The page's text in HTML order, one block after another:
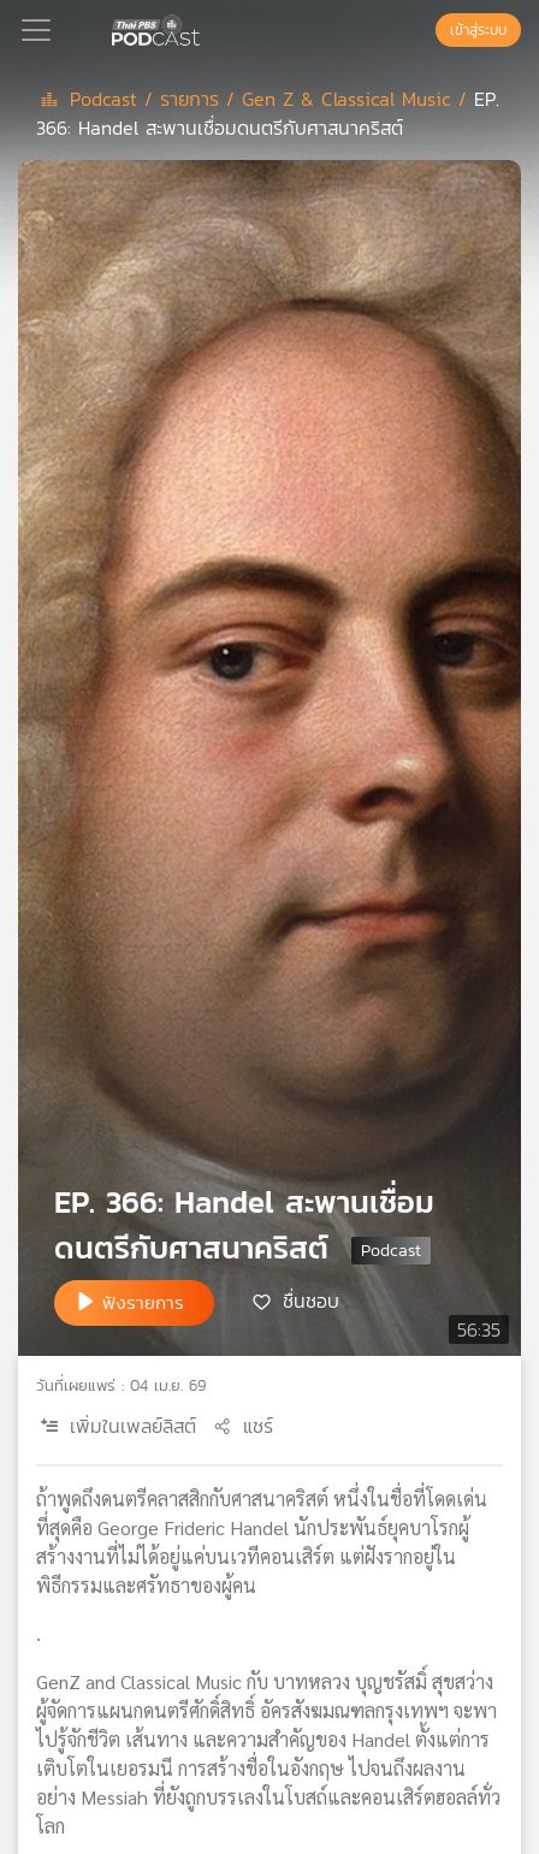
Podcast
เพล
ย์
ลิ
สต์
แนะนำ
เพล
ย์
ลิ
สต์
ของ
คุณ
เพลง
บทความ
ข่าว
และ
กิจกรรม
แผนที่
วิทยุ
ข่าย
เข้าสู่ระบบ
Podcast / รายการ /Gen Z & Classical Music / EP.
366: Handel สะพานเชื่อมดนตรีกับศาสนาคริสต์
56:35
EP. 366: Handel สะพานเชื่อม
ดนตรีกับศาสนาคริสต์
ฟังรายการ ชื่นชอบ
วันที่เผยแพร่ : 04 เม.ย. 69
เพิ่มในเพลย์ลิสต์ แชร์
ถ้าพูดถึงดนตรีคลาสสิกกับศาสนาคริสต์ หนึ่งในชื่อที่โดดเด่น
ที่สุดคือ George Frideric Handel นักประพันธ์ยุคบาโรกผู้
สร้างงานที่ไม่ได้อยู่แค่บนเวทีคอนเสิร์ต แต่ฝังรากอยู่ใน
พิธีกรรมและศรัทธาของผู้คน
.
GenZ and Classical Music กับ บาทหลวง บุญชรัสมิ์ สุขสว่าง
ผู้จัดการแผนกดนตรีศักดิ์สิทธิ์ อัครสังฆมณฑลกรุงเทพฯ จะพา
ไปรู้จักชีวิต เส้นทาง และความสำคัญของ Handel ตั้งแต่การ
เติบโตในเยอรมนี การสร้างชื่อในอังกฤษ ไปจนถึงผลงาน
อย่าง Messiah ที่ยังถูกบรรเลงในโบสถ์และคอนเสิร์ตฮอลล์ทั่ว
โลก